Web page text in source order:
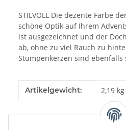
STILVOLL Die dezente Farbe
schöne Optik auf Ihrem
ist ausgezeichnet und der
ab, ohne zu viel Rauch zu
Stumpenkerzen sind ebenfalls
Produkteigenschaft
Wert
Artikelgewicht: 2,19 kg